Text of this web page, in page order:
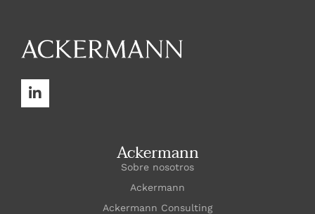
Ackermann
Sobre nosotros
Ackermann
Ackermann Consulting